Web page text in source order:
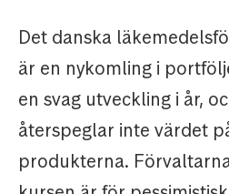
Det danska
är en nykomling i
en svag utveckling i år,
återspeglar inte värdet
produkterna.